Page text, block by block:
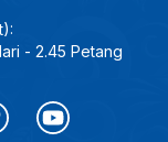
- 2.45 Petang